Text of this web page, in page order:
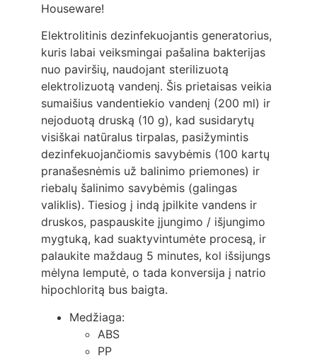
Houseware!
Elektrolitinis dezinfekuojantis generatorius,
kuris labai veiksmingai pašalina bakterijas
nuo paviršių, naudojant sterilizuotą
elektrolizuotą vandenį. Šis prietaisas veikia
sumaišius vandentiekio vandenį (200 ml) ir
nejoduotą druską (10 g), kad susidarytų
visiškai natūralus tirpalas, pasižymintis
dezinfekuojančiomis savybėmis (100 kartų
pranašesnėmis už balinimo priemones) ir
riebalų šalinimo savybėmis (galingas
valiklis). Tiesiog į indą įpilkite vandens ir
druskos, paspauskite įjungimo / išjungimo
mygtuką, kad suaktyvintumėte procesą, ir
palaukite maždaug 5 minutes, kol išsijungs
mėlyna lemputė, o tada konversija į natrio
hipochloritą bus baigta.
Medžiaga:
ABS
PP